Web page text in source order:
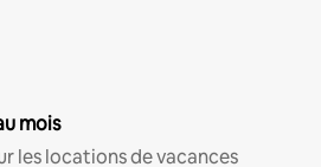
mois
les locations de vacances